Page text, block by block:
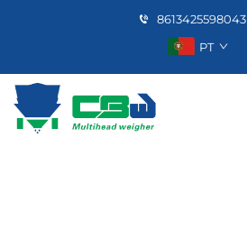
8613425598043
PT